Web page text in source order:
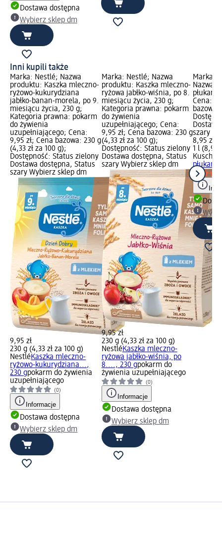
Dostawa dostępna
Wybierz sklep dm
Inni kupili także
Marka: Nestlé; Nazwa
produktu: Kaszka mleczno-
ryżowo-kukurydziana
jabłko-banan-morela, po 9.
miesiącu życia, 230 g;
Kategoria prawna: pokarm
do żywienia
uzupełniającego; Cena:
9,95 zł; Cena bazowa: 230 g
(4,33 zł za 100 g);
Dostępność: Status zielony
Dostawa dostępna, Status
szary Wybierz sklep dm
9,95 zł
230 g (4,33 zł za 100 g)
NestléKaszka mleczno-
ryżowo-kukurydziana...,
230 gpokarm do żywienia
uzupełniającego
(0)
Informacje
Dostawa dostępna
Wybierz sklep dm
Marka: Nestlé; Nazwa
produktu: Kaszka mleczno-
ryżowa jabłko-wiśnia, po 8.
miesiącu życia, 230 g;
Kategoria prawna: pokarm
do żywienia
uzupełniającego; Cena:
9,95 zł; Cena bazowa: 230 g
(4,33 zł za 100 g);
Dostępność: Status zielony
Dostawa dostępna, Status
szary Wybierz sklep dm
9,95 zł
230 g (4,33 zł za 100 g)
NestléKaszka mleczno-
ryżowa jabłko-wiśnia, po
8...., 230 gpokarm do
żywienia uzupełniającego
(0)
Informacje
Dostawa dostępna
Wybierz sklep dm
Marka:
Nazwa
Cena:
bazowa:
szary
8,95 zł
1 l (8,95